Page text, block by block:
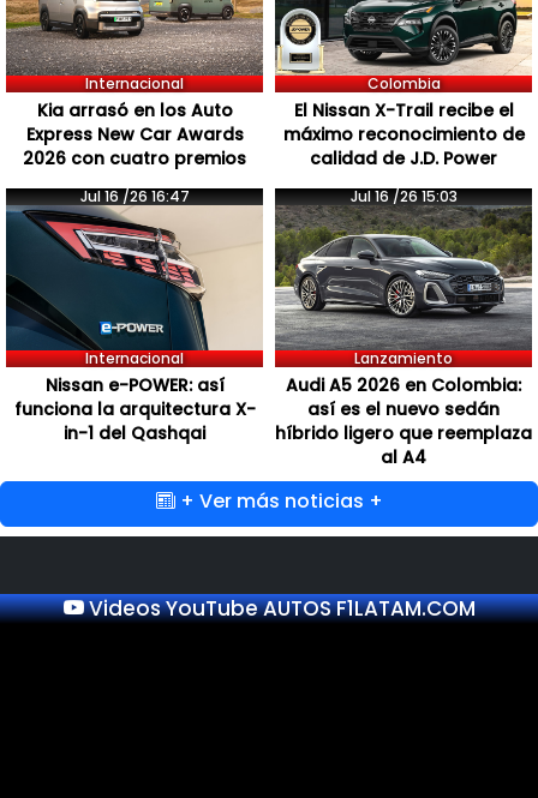
Internacional
Kia arrasó en los Auto
Express New Car Awards
2026 con cuatro premios
Colombia
El Nissan X-Trail recibe el
máximo reconocimiento de
calidad de J.D. Power
Jul 16 /26 16:47
Internacional
Nissan e-POWER: así
funciona la arquitectura X-
in-1 del Qashqai
Jul 16 /26 15:03
Lanzamiento
Audi A5 2026 en Colombia:
así es el nuevo sedán
híbrido ligero que reemplaza
al A4
+ Ver más noticias +
Videos YouTube AUTOS F1LATAM.COM